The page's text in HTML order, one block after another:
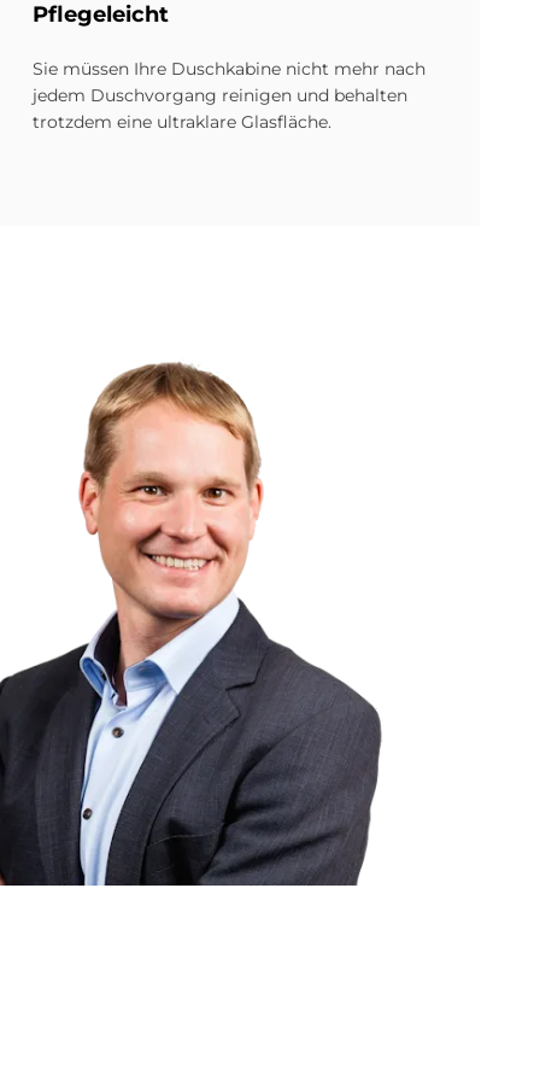
Pfle­ge­leicht
Sie müssen Ihre Duschkabine nicht mehr nach
jedem Duschvorgang reinigen und behalten
trotzdem eine ultraklare Glasfläche.